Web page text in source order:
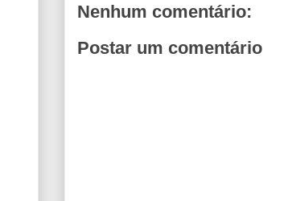
Nenhum comentário:
Postar um comentário